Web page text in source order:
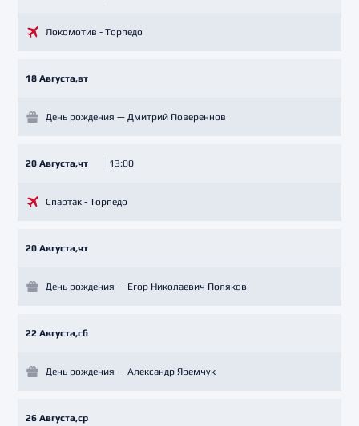
Локомотив - Торпедо
18 Августа,вт
День рождения — Дмитрий Повереннов
20 Августа,чт 13:00
Спартак - Торпедо
20 Августа,чт
День рождения — Егор Николаевич Поляков
22 Августа,сб
День рождения — Александр Яремчук
26 Августа,ср